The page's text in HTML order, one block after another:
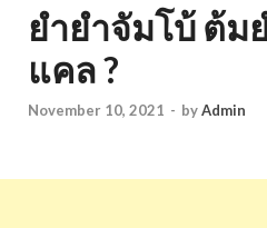
ยำยำจัมโบ้ ต้ม
แคล ?
November 10, 2021 - byAdmin